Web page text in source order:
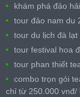
khám phá đảo
tour đảo nam du
tour du lịch đà lạt
tour festival hoa
tour phan thiết
combo trọn gói
chỉ từ 250.000 vnđ/